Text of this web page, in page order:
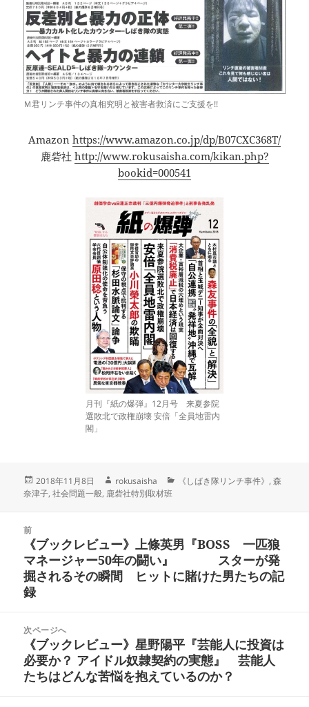
Ｍ君リンチ事件の真相究明と被害者救済にご支援を!!
Amazon https://www.amazon.co.jp/dp/B07CXC368T/
鹿砦社 http://www.rokusaisha.com/kikan.php?
bookid=000541
月刊『紙の爆弾』12月号 来夏参院
選敗北で政権崩壊 安倍「全員地雷内
閣」
投
稿
2018年11月8日
作
成
rokusaisha
カ《しばき隊リンチ事件》 ,森
奈津子,社会問題一般, 鹿砦社特別取材班
前
前
の
投
稿:
《ブックレビュー》上條英男『BOSS 一匹狼
マネージャー50年の闘い』 スターが発
掘されるその瞬間 ヒットに賭けた男たちの記
録
次ページへ
次
の
投
《ブックレビュー》星野陽平『芸能人に投資は
必要か？ アイドル奴隷契約の実態』 芸能人
たちはどんな苦悩を抱えているのか？